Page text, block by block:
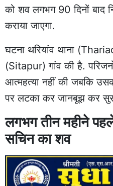
को शव लगभग 90 दिनों बाद
कराया जाएगा.
घटना थरियांव थाना
(Sitapur) गांव की है.
आत्महत्या नहीं की जबकि
पर लटका कर जानबूझ कर
लगभग तीन महीने
सचिन का शव